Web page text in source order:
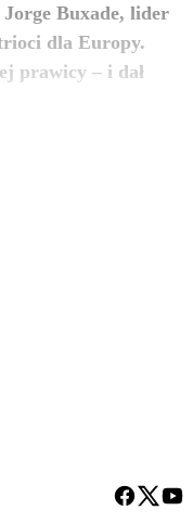
Buxade, lider
dla Europy.
prawicy – i dał